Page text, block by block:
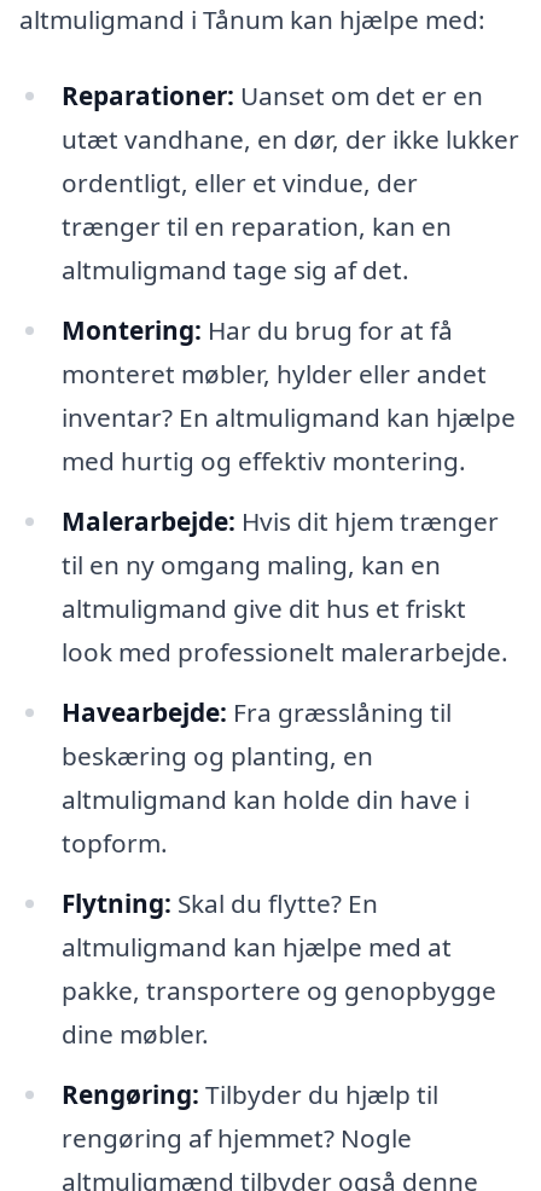
altmuligmand i Tånum kan hjælpe med:
Reparationer: Uanset om det er en
utæt vandhane, en dør, der ikke lukker
ordentligt, eller et vindue, der
trænger til en reparation, kan en
altmuligmand tage sig af det.
Montering: Har du brug for at få
monteret møbler, hylder eller andet
inventar? En altmuligmand kan hjælpe
med hurtig og effektiv montering.
Malerarbejde: Hvis dit hjem trænger
til en ny omgang maling, kan en
altmuligmand give dit hus et friskt
look med professionelt malerarbejde.
Havearbejde: Fra græsslåning til
beskæring og planting, en
altmuligmand kan holde din have i
topform.
Flytning: Skal du flytte? En
altmuligmand kan hjælpe med at
pakke, transportere og genopbygge
dine møbler.
Rengøring: Tilbyder du hjælp til
rengøring af hjemmet? Nogle
altmuligmænd tilbyder også denne